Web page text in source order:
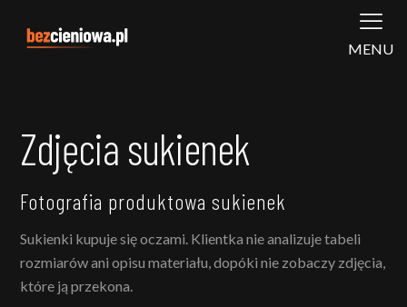
MENU
Zdjęcia sukienek
Fotografia produktowa sukienek
Sukienki kupuje się oczami. Klientka nie analizuje tabeli
rozmiarów ani opisu materiału, dopóki nie zobaczy zdjęcia,
które ją przekona.